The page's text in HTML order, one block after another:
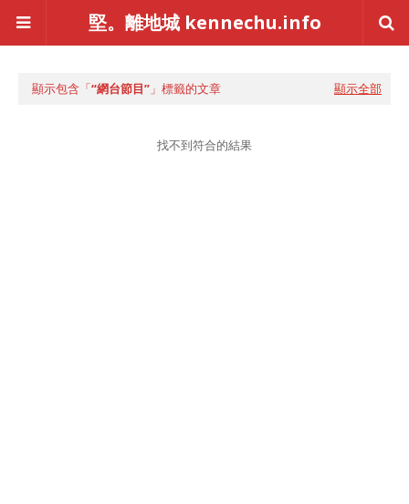
堅。離地城 kennechu.info
顯示包含「 網台節目 」標籤的文章 顯示全部
找不到符合的結果